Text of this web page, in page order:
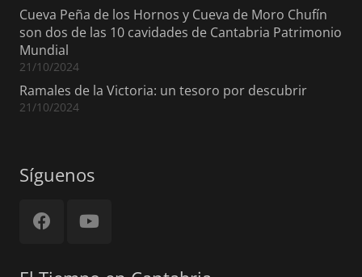
Cueva Peña de los Hornos y Cueva de Moro Chufín
son dos de las 10 cavidades de Cantabria Patrimonio
Mundial
21/10/2024
Ramales de la Victoria: un tesoro por descubrir
21/10/2024
Síguenos